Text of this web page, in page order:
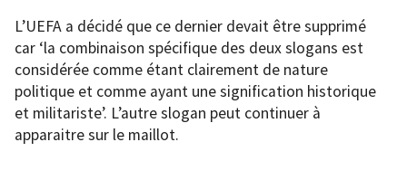
L’UEFA a décidé que ce dernier devait être supprimé
car ‘la combinaison spécifique des deux slogans est
considérée comme étant clairement de nature
politique et comme ayant une signification historique
et militariste’. L’autre slogan peut continuer à
apparaitre sur le maillot.